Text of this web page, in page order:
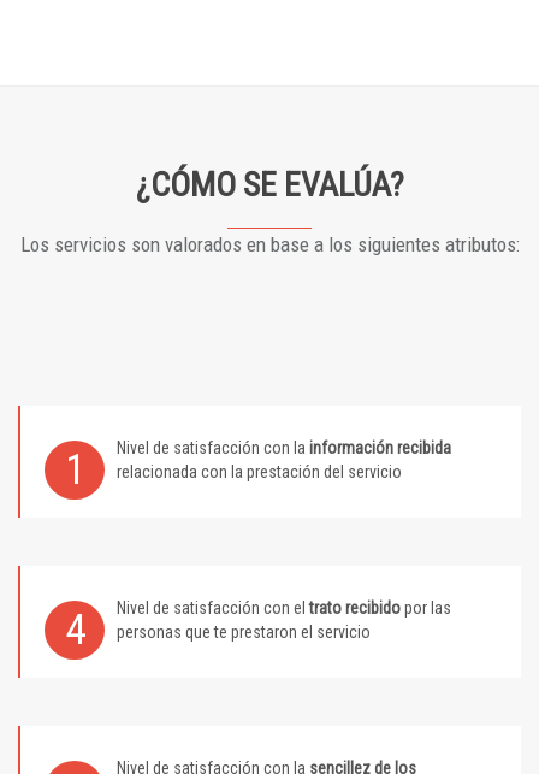
¿CÓMO SE EVALÚA?
Los servicios son valorados en base a los siguientes atributos:
1 Nivel de satisfacción con la información recibida
relacionada con la prestación del servicio
4 Nivel de satisfacción con eltrato recibidopor las
personas que te prestaron el servicio
Nivel de satisfacción con la sencillez de los